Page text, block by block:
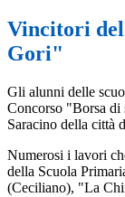
Vincitori
Gori"
Gli alunni delle
Concorso "Borsa di
Saracino della città
Numerosi i lavori
della Scuola
(Ceciliano), "La